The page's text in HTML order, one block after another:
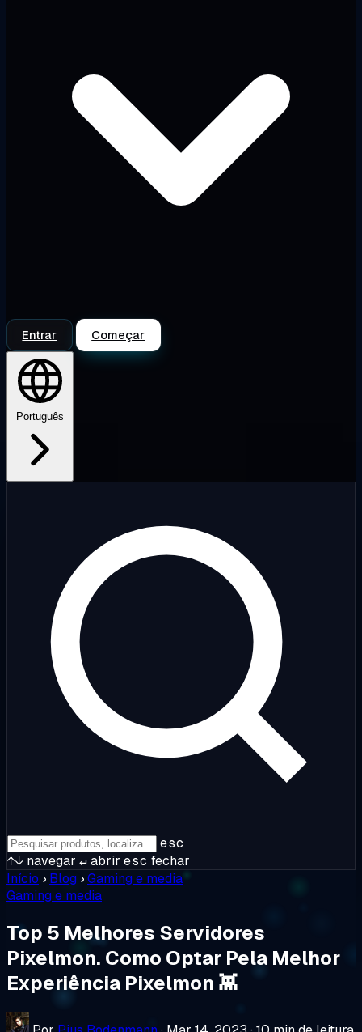
Entrar Começar
Português
esc
↑↓ navegar ↵abrir esc fechar
Início › Blog ›Gaming e media
Gaming e media
Top 5 Melhores Servidores
Pixelmon. Como Optar Pela Melhor
Experiência Pixelmon 👾